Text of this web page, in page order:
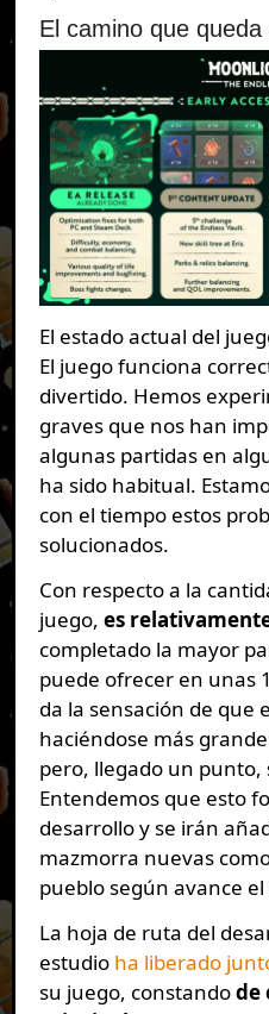
El camino que
El estado actual del
El juego funciona
divertido. Hemos
graves que nos han
algunas partidas en
ha sido habitual.
con el tiempo estos
solucionados.
Con respecto a la
juego, es
completado la mayor
puede ofrecer en unas
da la sensación de que
haciéndose más
pero, llegado un punto,
Entendemos que esto
desarrollo y se irán
mazmorra nuevas
pueblo según avance el
La hoja de ruta del
estudio ha liberado
su juego, constandode